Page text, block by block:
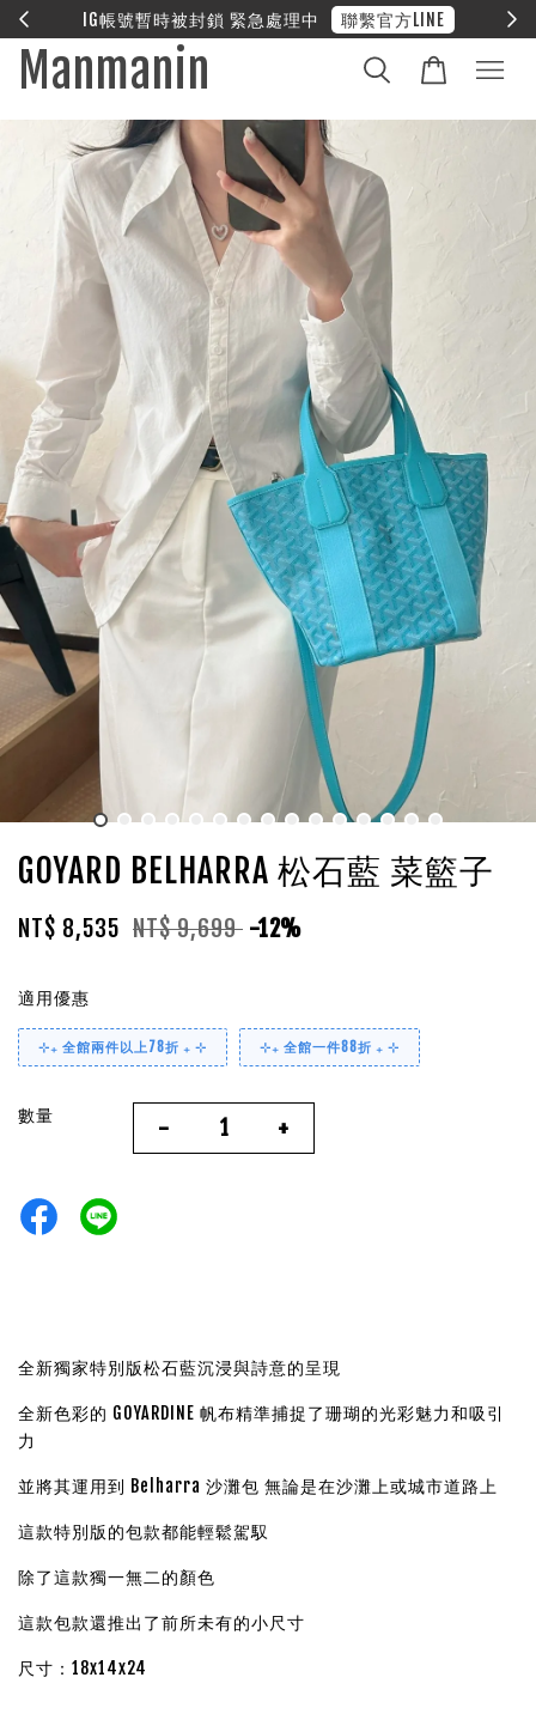
❤︎ 全館滿兩萬享免運
Manmanin
GOYARD BELHARRA 松石藍 菜籃子
NT$ 8,535 NT$ 9,699 -12%
適用優惠
⊹₊ 全館兩件以上78折 ₊ ⊹ ⊹₊ 全館一件88折 ₊ ⊹
數量 - +
全新獨家特別版松石藍沉浸與詩意的呈現
全新色彩的 GOYARDINE 帆布精準捕捉了珊瑚的光彩魅力和吸引
力
並將其運用到 Belharra 沙灘包 無論是在沙灘上或城市道路上
這款特別版的包款都能輕鬆駕馭
除了這款獨一無二的顏色
這款包款還推出了前所未有的小尺寸
尺寸：18x14x24